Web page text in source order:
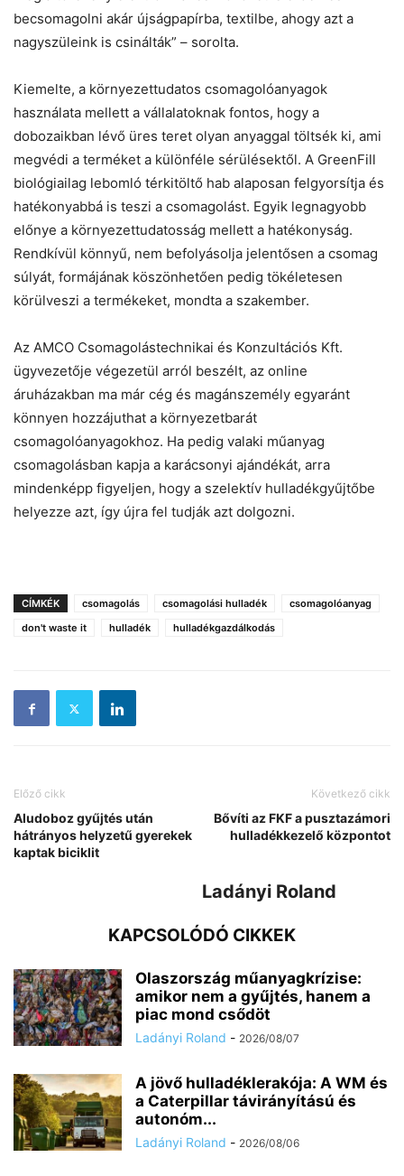
becsomagolni akár újságpapírba, textilbe, ahogy azt a
nagyszüleink is csinálták” – sorolta.
Kiemelte, a környezettudatos csomagolóanyagok
használata mellett a vállalatoknak fontos, hogy a
dobozaikban lévő üres teret olyan anyaggal töltsék ki, ami
megvédi a terméket a különféle sérülésektől. A GreenFill
biológiailag lebomló térkitöltő hab alaposan felgyorsítja és
hatékonyabbá is teszi a csomagolást. Egyik legnagyobb
előnye a környezettudatosság mellett a hatékonyság.
Rendkívül könnyű, nem befolyásolja jelentősen a csomag
súlyát, formájának köszönhetően pedig tökéletesen
körülveszi a termékeket, mondta a szakember.
Az AMCO Csomagolástechnikai és Konzultációs Kft.
ügyvezetője végezetül arról beszélt, az online
áruházakban ma már cég és magánszemély egyaránt
könnyen hozzájuthat a környezetbarát
csomagolóanyagokhoz. Ha pedig valaki műanyag
csomagolásban kapja a karácsonyi ajándékát, arra
mindenképp figyeljen, hogy a szelektív hulladékgyűjtőbe
helyezze azt, így újra fel tudják azt dolgozni.
CÍMKÉK csomagolás csomagolási hulladék
csomagolóanyag
don't waste it
hulladék hulladékgazdálkodás
Előző cikk
Aludoboz gyűjtés után
hátrányos helyzetű gyerekek
kaptak biciklit
Következő cikk
Bővíti az FKF a pusztazámori
hulladékkezelő központot
Ladányi Roland
KAPCSOLÓDÓ CIKKEK
Olaszország műanyagkrízise:
amikor nem a gyűjtés, hanem a
piac mond csődöt
Ladányi Roland - 2026/08/07
A jövő hulladéklerakója: A WM és
a Caterpillar távirányítású és
autonóm...
Ladányi Roland - 2026/08/06